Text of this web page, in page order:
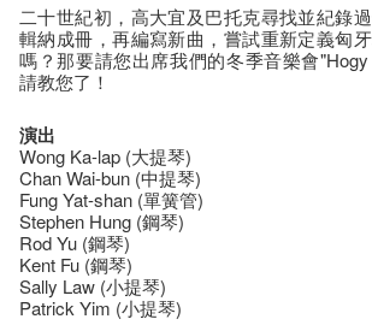
二十世紀初，高大宜及巴托克尋找並紀錄
輯納成冊，再編寫新曲，嘗試重新定義匈
嗎？那要請您出席我們的冬季音樂會"Hogy
請教您了！
演出
Wong Ka-lap (大提琴)
Chan Wai-bun (中提琴)
Fung Yat-shan (單簧管)
Stephen Hung (鋼琴)
Rod Yu (鋼琴)
Kent Fu (鋼琴)
Sally Law (小提琴)
Patrick Yim (小提琴)